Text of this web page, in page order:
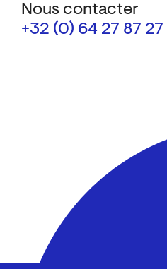
Nous contacter
+32 (0) 64 27 87 27